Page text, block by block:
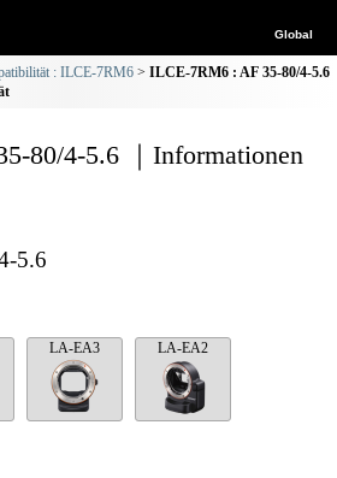
Global
: ILCE-7RM6
ILCE-7RM6 : AF 35-80/4-5.6
80/4-5.6 ｜Informationen
5.6
LA-EA3 LA-EA2